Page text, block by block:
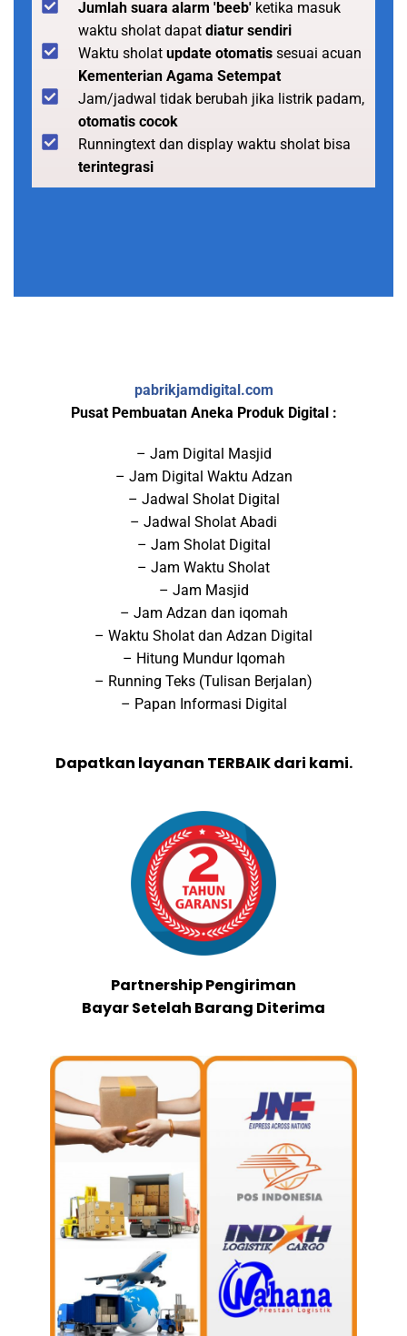
Jumlah suara alarm 'beeb' ketika masuk
waktu sholat dapat diatur sendiri
Waktu sholat update otomatis sesuai acuan
Kementerian Agama Setempat
Jam/jadwal tidak berubah jika listrik padam,
otomatis cocok
Runningtext dan display waktu sholat bisa
terintegrasi
pabrikjamdigital.com
Pusat Pembuatan Aneka Produk Digital :
– Jam Digital Masjid
– Jam Digital Waktu Adzan
– Jadwal Sholat Digital
– Jadwal Sholat Abadi
– Jam Sholat Digital
– Jam Waktu Sholat
– Jam Masjid
– Jam Adzan dan iqomah
– Waktu Sholat dan Adzan Digital
– Hitung Mundur Iqomah
– Running Teks (Tulisan Berjalan)
– Papan Informasi Digital
Dapatkan layanan TERBAIK dari kami.
Partnership Pengiriman
Bayar Setelah Barang Diterima